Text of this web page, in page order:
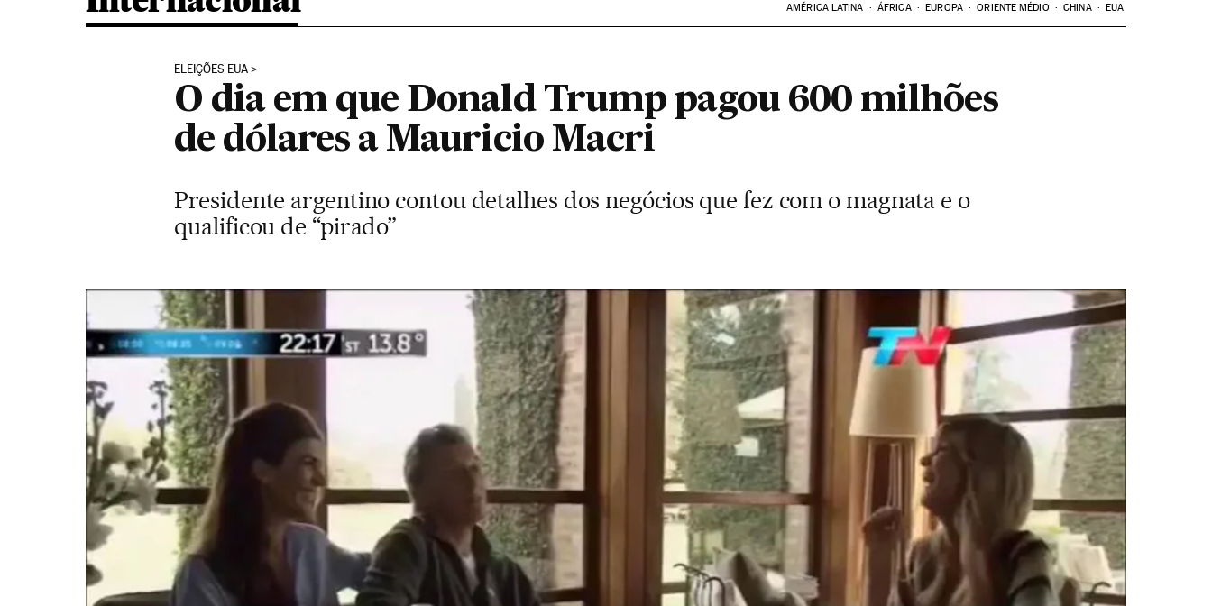
AMÉRICA LATINA ÁFRICA EUROPA ORIENTE MÉDIO CHINA EUA
ELEIÇÕES EUA
O dia em que Donald Trump pagou 600 milhões
de dólares a Mauricio Macri
Presidente argentino contou detalhes dos negócios que fez com o magnata e o
qualificou de “pirado”